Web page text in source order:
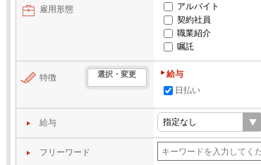
雇用形態 アルバイト
契約社員
職業紹介
嘱託
特徴 選択・変更
給与
日払い
給与
フリーワード